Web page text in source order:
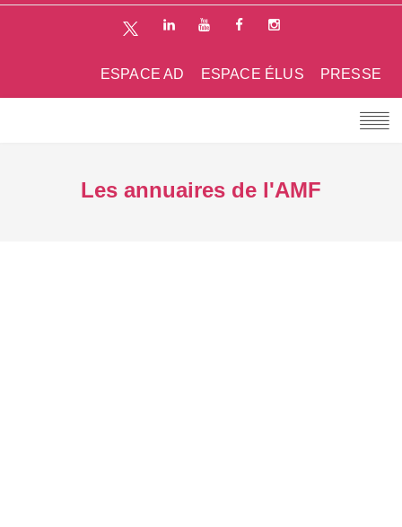
PRESSE
ESPACE ÉLUS
ESPACE AD
Les annuaires de l'AMF